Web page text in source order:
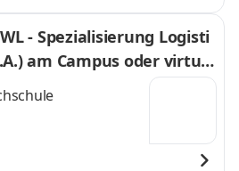
- Spezialisierung Logisti
am Campus oder virtuel